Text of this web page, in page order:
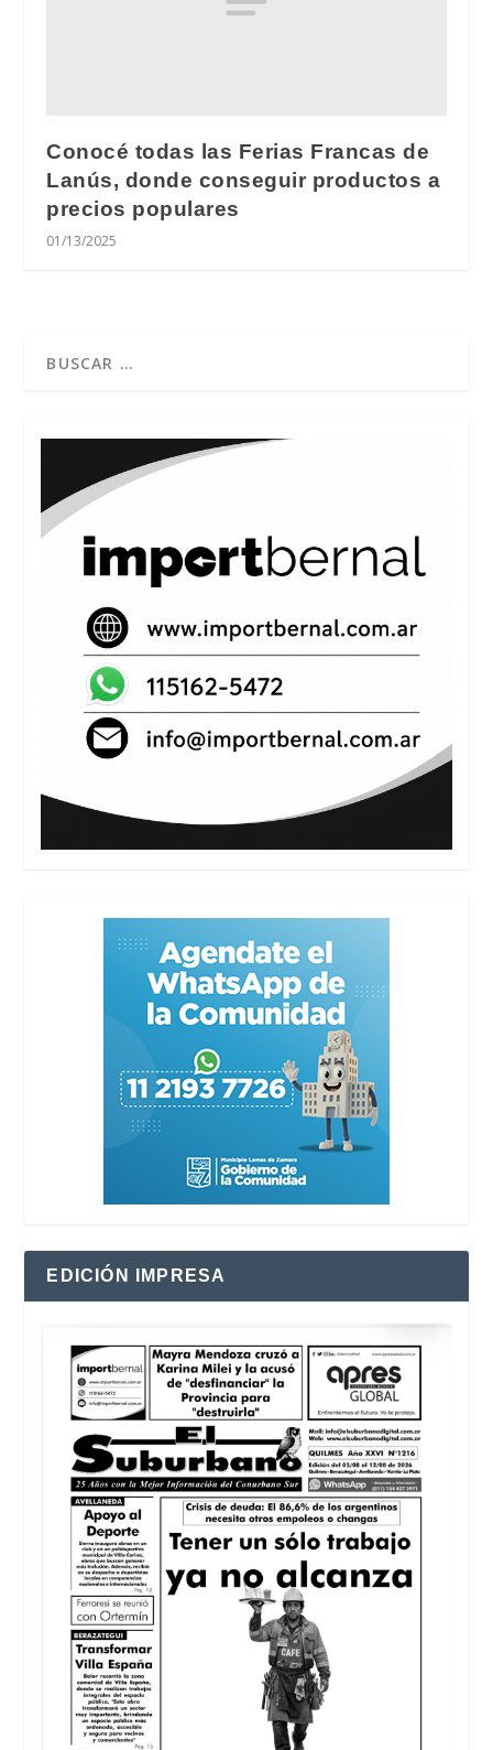
Conocé todas las Ferias Francas de
Lanús, donde conseguir productos a
precios populares
01/13/2025
EDICIÓN IMPRESA